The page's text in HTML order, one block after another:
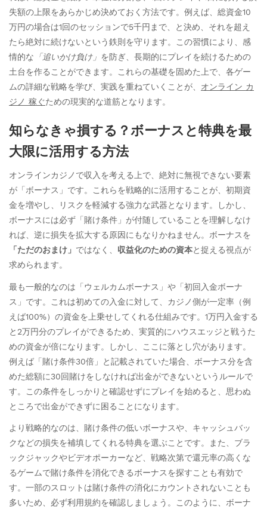
失額の上限をあらかじめ決めておく方法です。例えば、総資金10
万円の場合は1回のセッションで5千円まで、と決め、それを超え
たら絶対に続けないという鉄則を守ります。この習慣により、感
情的な 「追いかけ負け」 を防ぎ、長期的にプレイを続けるための
土台を作ることができます。これらの基礎を固めた上で、各ゲー
ムの詳細な戦略を学び、実践を重ねていくことが、 オンライン カ
ジノ 稼ぐための現実的な道筋となります。
知らなきゃ損する？ボーナスと特典を最
大限に活用する方法
オンラインカジノで収入を考える上で、絶対に無視できない要素
が「ボーナス」です。これらを戦略的に活用することが、初期資
金を増やし、リスクを軽減する強力な武器となります。しかし、
ボーナスには必ず「賭け条件」が付随していることを理解しなけ
れば、逆に損失を拡大する原因にもなりかねません。ボーナスを
「ただのおまけ」 ではなく、 収益化のための資本と捉える視点が
求められます。
最も一般的なのは「ウェルカムボーナス」や「初回入金ボーナ
ス」です。これは初めての入金に対して、カジノ側が一定率（例
えば100%）の資金を上乗せしてくれる仕組みです。1万円入金する
と2万円分のプレイができるため、実質的にハウスエッジと戦うた
めの資金が倍になります。しかし、ここに落とし穴があります。
例えば「賭け条件30倍」と記載されていた場合、ボーナス分を含
めた総額に30回賭けをしなければ出金ができないというルールで
す。この条件をしっかりと確認せずにプレイを始めると、思わぬ
ところで出金ができずに困ることになります。
より戦略的なのは、賭け条件の低いボーナスや、キャッシュバッ
クなどの損失を補填してくれる特典を選ぶことです。また、ブラ
ックジャックやビデオポーカーなど、戦略次第で還元率の高くな
るゲームで賭け条件を消化できるボーナスを探すことも有効で
す。一部のスロットは賭け条件の消化にカウントされないことも
多いため、必ず利用規約を確認しましょう。このように、ボーナ